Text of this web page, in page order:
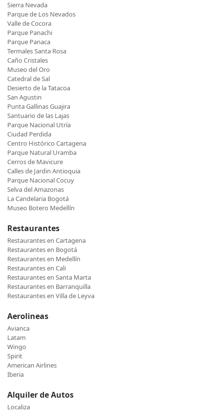
Sierra Nevada
Parque de Los Nevados
Valle de Cocora
Parque Panachi
Parque Panaca
Termales Santa Rosa
Caño Cristales
Museo del Oro
Catedral de Sal
Desierto de la Tatacoa
San Agustin
Punta Gallinas Guajira
Santuario de las Lajas
Parque Nacional Utría
Ciudad Perdida
Centro Histórico Cartagena
Parque Natural Uramba
Cerros de Mavicure
Calles de Jardin Antioquia
Parque Nacional Cocuy
Selva del Amazonas
La Candelaria Bogotá
Museo Botero Medellín
Restaurantes
Restaurantes en Cartagena
Restaurantes en Bogotá
Restaurantes en Medellín
Restaurantes en Cali
Restaurantes en Santa Marta
Restaurantes en Barranquilla
Restaurantes en Villa de Leyva
Aerolineas
Avianca
Latam
Wingo
Spirit
American Airlines
Iberia
Alquiler de Autos
Localiza